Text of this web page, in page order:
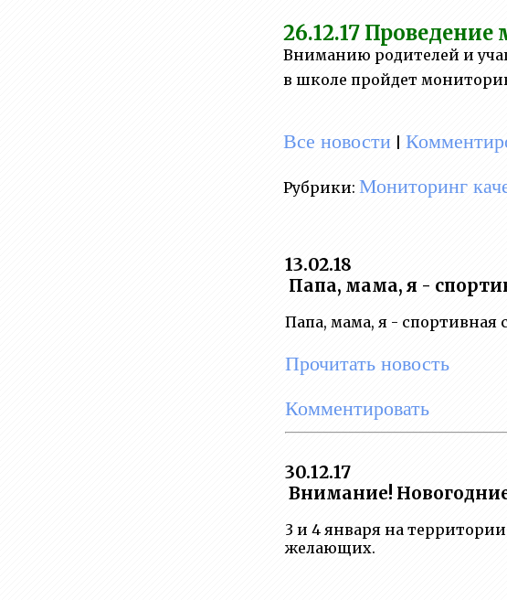
26.12.17 Проведение
Вниманию родителей и
в школе пройдет
Все новости
Рубрики: Мониторинг
13.02.18
Папа, мама, я -
Папа, мама, я - спортивная
Прочитать новость
Комментировать
30.12.17
Внимание!
3 и 4 января на
желающих.